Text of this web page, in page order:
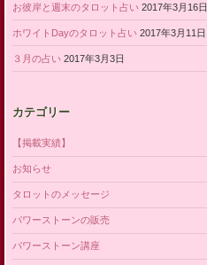
お彼岸と週末のタロット占い 2017年3月16日
ホワイトDayのタロット占い 2017年3月11日
３月の占い 2017年3月3日
カテゴリー
【掲載実績】
お知らせ
タロットのメッセージ
パワーストーンの販売
パワーストーン講座